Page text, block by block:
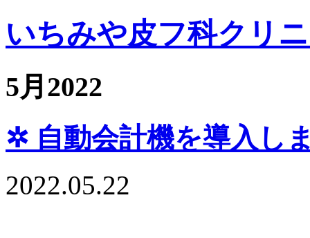
いちみや皮フ科クリ
5月2022
✲ 自動会計機を導入し
2022.05.22